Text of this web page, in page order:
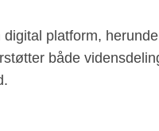
platform,
både